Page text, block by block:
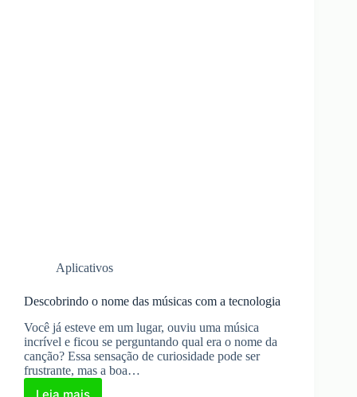
Aplicativos
Descobrindo o nome das músicas com a tecnologia
Você já esteve em um lugar, ouviu uma música
incrível e ficou se perguntando qual era o nome da
canção? Essa sensação de curiosidade pode ser
frustrante, mas a boa…